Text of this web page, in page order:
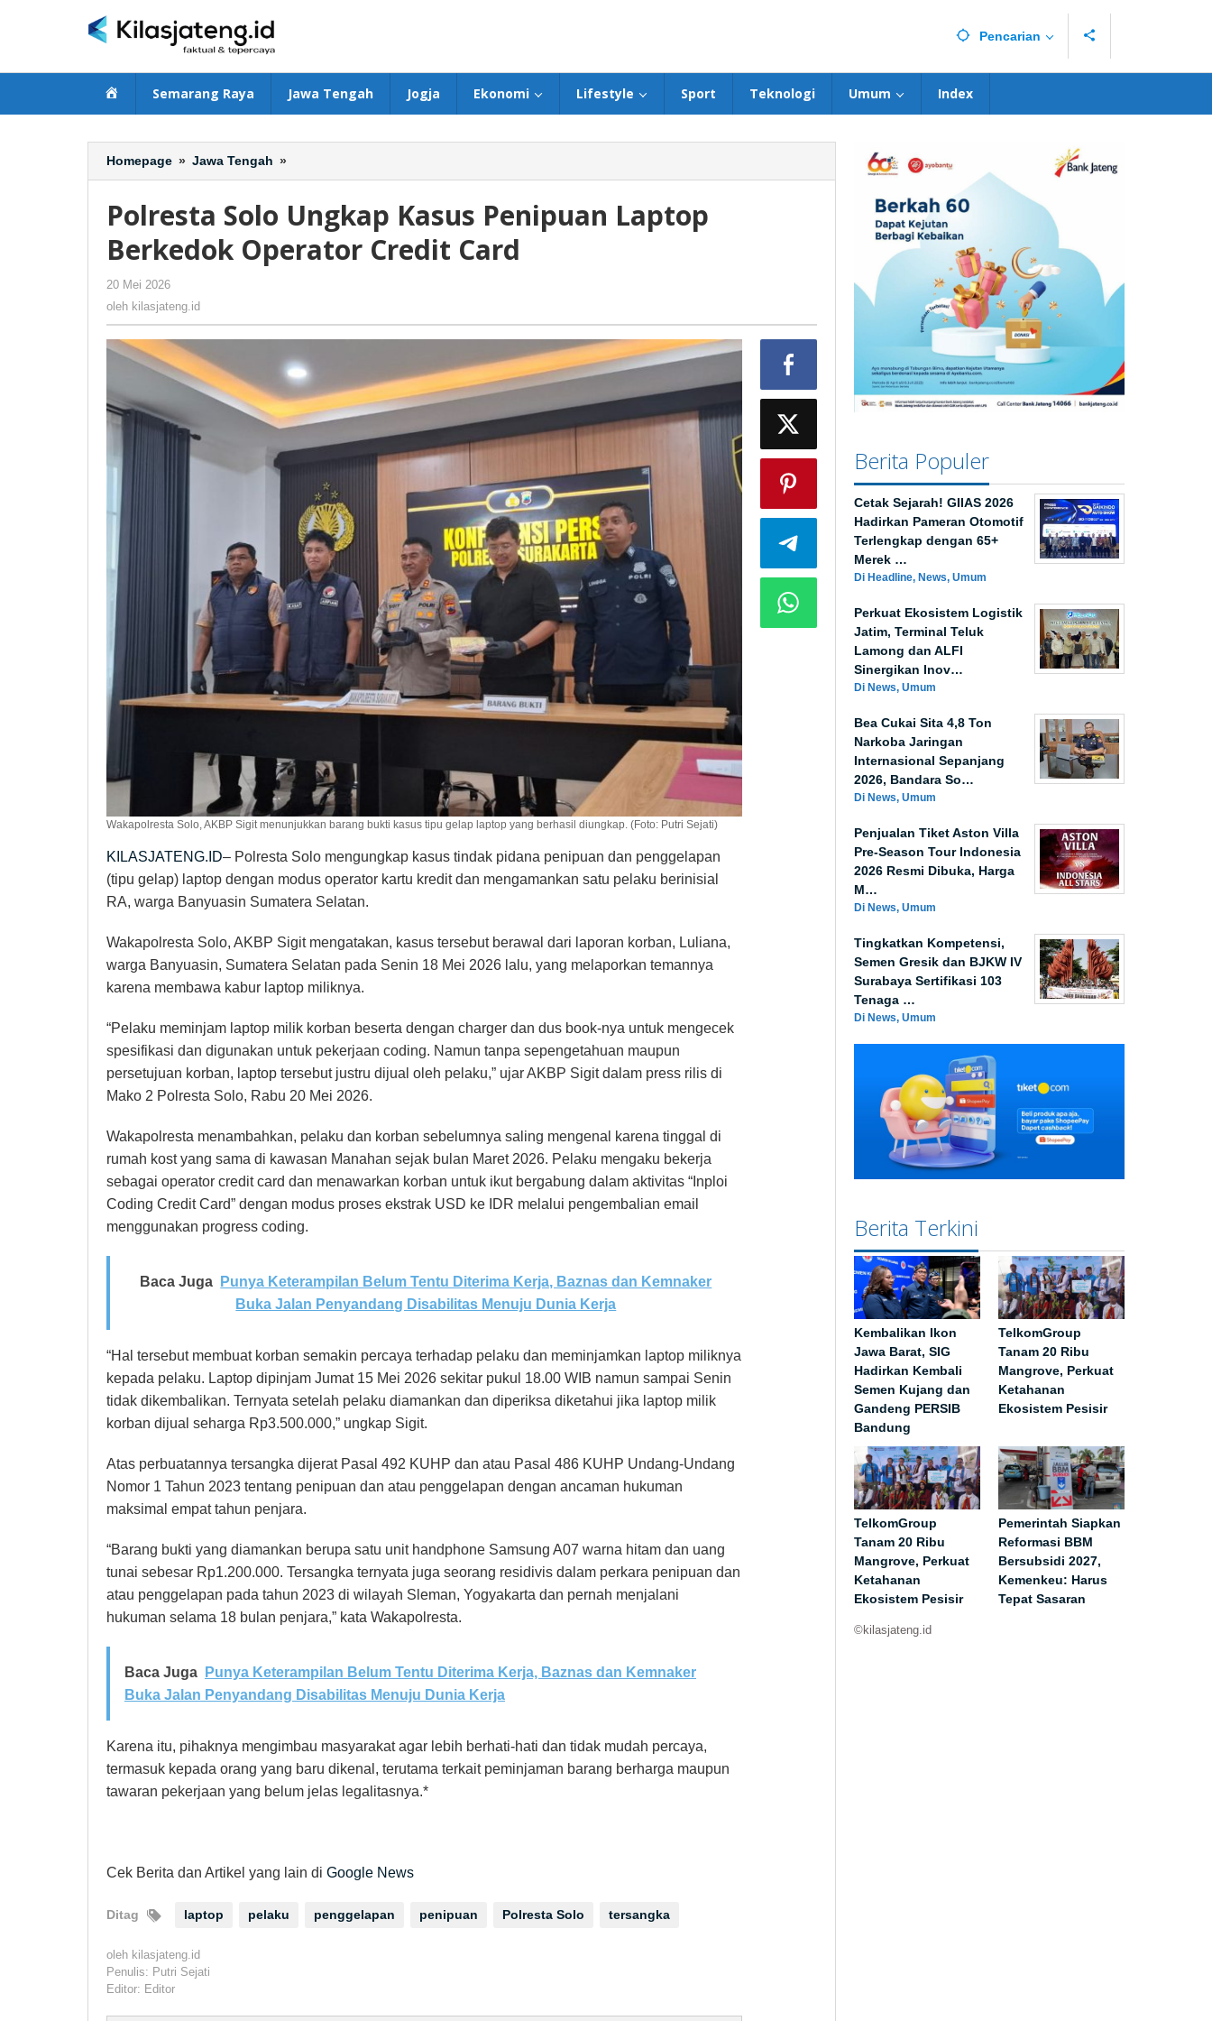
Pencarian
BerandaSemarang Raya Jawa Tengah Jogja Ekonomi Lifestyle Sport Teknologi Umum Index
Homepage » Jawa Tengah »
Solo
Kasus
Penipuan
Laptop
Polresta Solo Ungkap Kasus Penipuan Laptop
Berkedok Operator Credit Card
20 Mei 2026
kilasjateng.id
oleh kilasjateng.id
Wakapolresta Solo, AKBP Sigit menunjukkan barang bukti kasus tipu gelap laptop yang berhasil diungkap. (Foto: Putri Sejati)
KILASJATENG.ID– Polresta Solo mengungkap kasus tindak pidana penipuan dan penggelapan
(tipu gelap) laptop dengan modus operator kartu kredit dan mengamankan satu pelaku berinisial
RA, warga Banyuasin Sumatera Selatan.
Wakapolresta Solo, AKBP Sigit mengatakan, kasus tersebut berawal dari laporan korban, Luliana,
warga Banyuasin, Sumatera Selatan pada Senin 18 Mei 2026 lalu, yang melaporkan temannya
karena membawa kabur laptop miliknya.
“Pelaku meminjam laptop milik korban beserta dengan charger dan dus book-nya untuk mengecek
spesifikasi dan digunakan untuk pekerjaan coding. Namun tanpa sepengetahuan maupun
persetujuan korban, laptop tersebut justru dijual oleh pelaku,” ujar AKBP Sigit dalam press rilis di
Mako 2 Polresta Solo, Rabu 20 Mei 2026.
Wakapolresta menambahkan, pelaku dan korban sebelumnya saling mengenal karena tinggal di
rumah kost yang sama di kawasan Manahan sejak bulan Maret 2026. Pelaku mengaku bekerja
sebagai operator credit card dan menawarkan korban untuk ikut bergabung dalam aktivitas “Inploi
Coding Credit Card” dengan modus proses ekstrak USD ke IDR melalui pengembalian email
menggunakan progress coding.
Baca Juga
Punya Keterampilan Belum Tentu Diterima Kerja, Baznas dan Kemnaker
Buka Jalan Penyandang Disabilitas Menuju Dunia Kerja
“Hal tersebut membuat korban semakin percaya terhadap pelaku dan meminjamkan laptop miliknya
kepada pelaku. Laptop dipinjam Jumat 15 Mei 2026 sekitar pukul 18.00 WIB namun sampai Senin
tidak dikembalikan. Ternyata setelah pelaku diamankan dan diperiksa diketahui jika laptop milik
korban dijual seharga Rp3.500.000,” ungkap Sigit.
Atas perbuatannya tersangka dijerat Pasal 492 KUHP dan atau Pasal 486 KUHP Undang-Undang
Nomor 1 Tahun 2023 tentang penipuan dan atau penggelapan dengan ancaman hukuman
maksimal empat tahun penjara.
“Barang bukti yang diamankan berupa satu unit handphone Samsung A07 warna hitam dan uang
tunai sebesar Rp1.200.000. Tersangka ternyata juga seorang residivis dalam perkara penipuan dan
atau penggelapan pada tahun 2023 di wilayah Sleman, Yogyakarta dan pernah menjalani
hukuman selama 18 bulan penjara,” kata Wakapolresta.
Baca Juga
Punya Keterampilan Belum Tentu Diterima Kerja, Baznas dan Kemnaker
Buka Jalan Penyandang Disabilitas Menuju Dunia Kerja
Karena itu, pihaknya mengimbau masyarakat agar lebih berhati-hati dan tidak mudah percaya,
termasuk kepada orang yang baru dikenal, terutama terkait peminjaman barang berharga maupun
tawaran pekerjaan yang belum jelas legalitasnya.*
Cek Berita dan Artikel yang lain di Google News
Ditag laptop pelaku penggelapan penipuan Polresta Solo tersangka
oleh kilasjateng.id
Penulis: Putri Sejati
Editor: Editor
Berita Populer
Cetak Sejarah! GIIAS 2026
Hadirkan Pameran Otomotif
Terlengkap dengan 65+
Merek …
Di Headline, News, Umum
Perkuat Ekosistem Logistik
Jatim, Terminal Teluk
Lamong dan ALFI
Sinergikan Inov…
Di News, Umum
Bea Cukai Sita 4,8 Ton
Narkoba Jaringan
Internasional Sepanjang
2026, Bandara So…
Di News, Umum
Penjualan Tiket Aston Villa
Pre-Season Tour Indonesia
2026 Resmi Dibuka, Harga
M…
Di News, Umum
Tingkatkan Kompetensi,
Semen Gresik dan BJKW IV
Surabaya Sertifikasi 103
Tenaga …
Di News, Umum
Berita Terkini
Kembalikan Ikon
Jawa Barat, SIG
Hadirkan Kembali
Semen Kujang dan
Gandeng PERSIB
Bandung
TelkomGroup
Tanam 20 Ribu
Mangrove, Perkuat
Ketahanan
Ekosistem Pesisir
TelkomGroup
Tanam 20 Ribu
Mangrove, Perkuat
Ketahanan
Ekosistem Pesisir
Pemerintah Siapkan
Reformasi BBM
Bersubsidi 2027,
Kemenkeu: Harus
Tepat Sasaran
©kilasjateng.id